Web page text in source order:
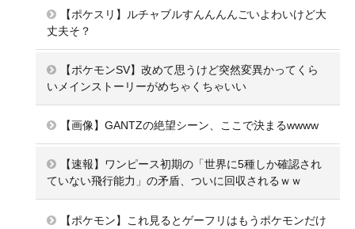
【ポケスリ】ルチャブルすんんんんごいよわいけど大
丈夫そ？
【ポケモンSV】改めて思うけど突然変異かってくら
いメインストーリーがめちゃくちゃいい
【画像】GANTZの絶望シーン、ここで決まるwwww
【速報】ワンピース初期の「世界に5種しか確認され
ていない飛行能力」の矛盾、ついに回収されるｗｗ
【ポケモン】これ見るとゲーフリはもうポケモンだけ